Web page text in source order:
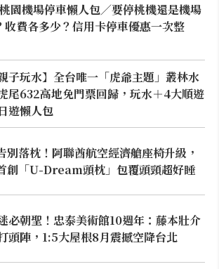
園機場停車懶人包／要停桃機還是機場
收費各多少？信用卡停車優惠一次整
子玩水】全台唯一「虎爺主題」叢林水
尾632高地免門票回歸，玩水＋4大順遊
遊懶人包
別落枕！阿聯酋航空經濟艙座椅升級，
創「U-Dream頭枕」包覆頭頸超好睡
必朝聖！忠泰美術館10週年：藤本壯介
頭陣，1:5大屋根8月震撼空降台北